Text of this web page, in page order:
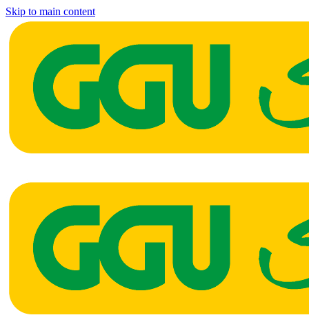
Skip to main content